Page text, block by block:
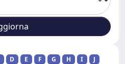
D E F G H I
J